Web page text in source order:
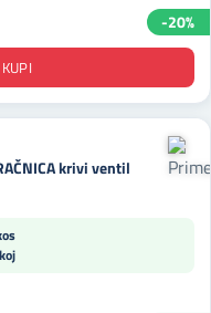
-20%
krivi ventil